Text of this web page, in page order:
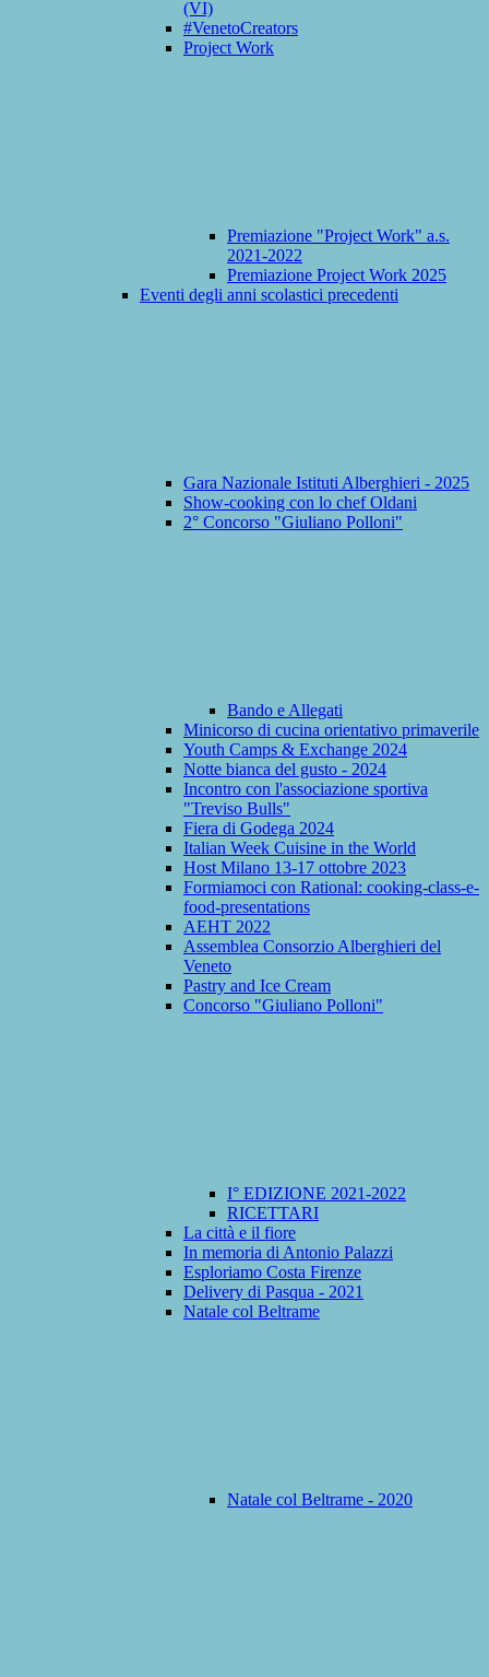
(VI)
#VenetoCreators
Project Work
Premiazione "Project Work" a.s.
2021-2022
Premiazione Project Work 2025
Eventi degli anni scolastici precedenti
Gara Nazionale Istituti Alberghieri - 2025
Show-cooking con lo chef Oldani
2° Concorso "Giuliano Polloni"
Bando e Allegati
Minicorso di cucina orientativo primaverile
Youth Camps & Exchange 2024
Notte bianca del gusto - 2024
Incontro con l'associazione sportiva
"Treviso Bulls"
Fiera di Godega 2024
Italian Week Cuisine in the World
Host Milano 13-17 ottobre 2023
Formiamoci con Rational: cooking-class-e-
food-presentations
AEHT 2022
Assemblea Consorzio Alberghieri del
Veneto
Pastry and Ice Cream
Concorso "Giuliano Polloni"
I° EDIZIONE 2021-2022
RICETTARI
La città e il fiore
In memoria di Antonio Palazzi
Esploriamo Costa Firenze
Delivery di Pasqua - 2021
Natale col Beltrame
Natale col Beltrame - 2020